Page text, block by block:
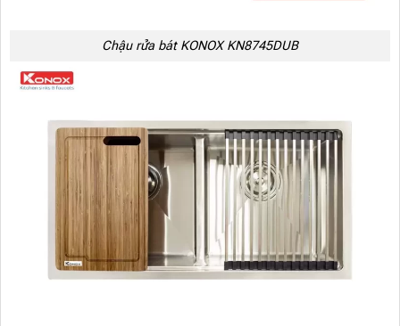
Chậu rửa bát KONOX KN8745DUB